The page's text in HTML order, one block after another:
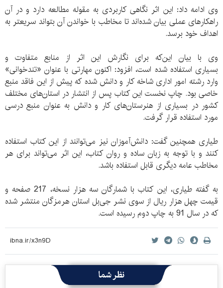
وی ادامه داد: این اثر نگاهی کاربردی به مقوله مطالعه دارد و در آن
راهکارهای عملی بیان شده‌اند تا مخاطب با خواندن آن بتواند سریعتر به
اهداف خود برسد.
وی با بیان این‌که برای نگارش این اثر از منابع متفاوت و
بسیاری استفاده شده است، افزود: اکنون مهارتی با عنوان «تندخوانی»
وارد رشته امور اداری شاخه کار و دانش شده که پیش از این فاقد منبع
خاصی بود. چاپ نخست این کتاب پس از انتشار در استان‌های مختلف
کشور در بسیاری از هنرستان‌های کار و دانش به عنوان منبع درسی
مورد استفاده قرار گرفت.
طیاری همچنین گفت: دانش‌آموزان نیز می‌توانند از این کتاب استفاده
کنند و با توجه به زبان ساده و روان کتاب، این اثر می‌تواند برای هر
مخاطب عامه دیگری قابل استفاده باشد.
به گفته طیاری، این کتاب با شمارگان سه هزار نسخه، 217 صفحه و
قیمت چهل هزار ریال از سوی نشر جی‌بل استان هرمزگان منتشر شده
که در سال 91 به چاپ دوم رسیده است.
نظر شما